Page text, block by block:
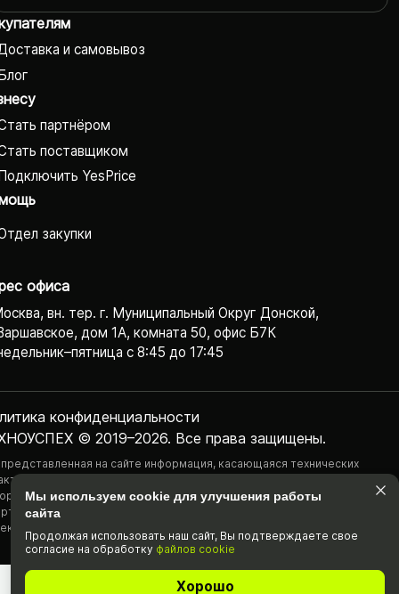
и самовывоз
партнёром
поставщиком
YesPrice
закупки
офиса
вн. тер. г. Муниципальный Округ Донской,
дом 1А, комната 50, офис Б7К
с 8:45 до 17:45
© 2019–2026. Все права защищены.
конфиденциаль­ности
на сайте информация, касающаяся технических
наличия на складе, стоимости товаров, носит
характер и ни при каких условиях не является публичной
определяемой положениями Статьи 437(2) Гражданского
РФ.
Мы используем cookie для улучшения работы
сайта
Продолжая использовать наш cайт, Вы подтвержда­ете свое
согласие на обработку файлов cookie
Хорошо